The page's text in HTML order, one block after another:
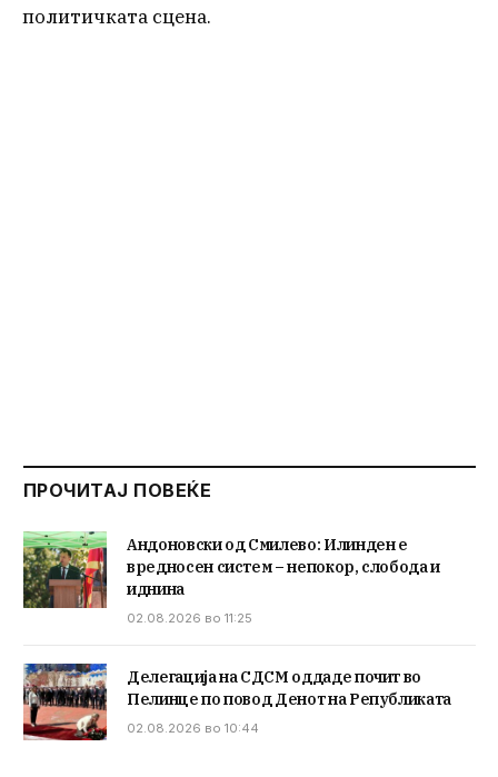
политичката сцена.
ПРОЧИТАЈ ПОВЕЌЕ
Андоновски од Смилево: Илинден е
вредносен систем – непокор, слобода и
иднина
02.08.2026 во 11:25
Делегација на СДСМ оддаде почит во
Пелинце по повод Денот на Републиката
02.08.2026 во 10:44